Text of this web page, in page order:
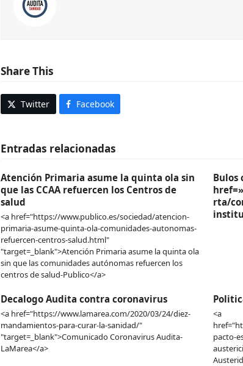
Share This
Twitter Facebook
Entradas relacionadas
Atención Primaria asume la quinta ola sin
que las CCAA refuercen los Centros de
salud
<a href="https://www.publico.es/sociedad/atencion-
primaria-asume-quinta-ola-comunidades-autonomas-
refuercen-centros-salud.html"
"target=_blank">Atención Primaria asume la quinta ola
sin que las comunidades autónomas refuercen los
centros de salud-Publico</a>
Bulos
rta/
Decalogo Audita contra coronavirus
<a href="https://www.lamarea.com/2020/03/24/diez-
mandamientos-para-curar-la-sanidad/"
"target=_blank">Comunicado Coronavirus Audita-
LaMarea</a>
<a
pacto-